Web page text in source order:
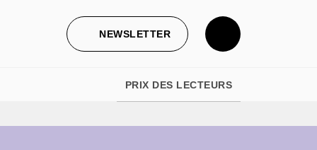
NEWSLETTER
PRIX DES LECTEURS